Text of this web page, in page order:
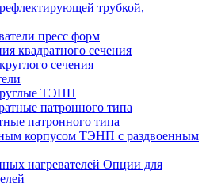
трубкой,
пресс форм
квадратного сечения
круглого сечения
ТЭНП
патронного типа
ТЭНП с раздвоенным
Опции для